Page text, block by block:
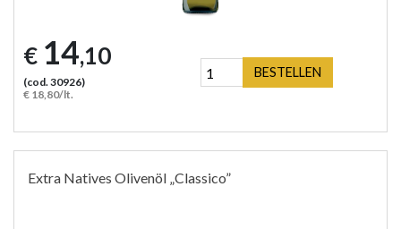
€ 14,10
(cod. 30926)
€ 18,80/lt.
BESTELLEN
Extra Natives Olivenöl „Classico”